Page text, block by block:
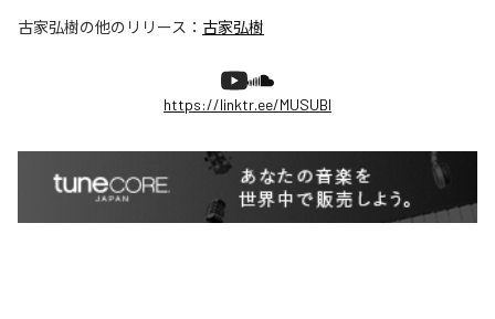
古家弘樹の他のリリース： 古家弘樹
https://linktr.ee/MUSUBI